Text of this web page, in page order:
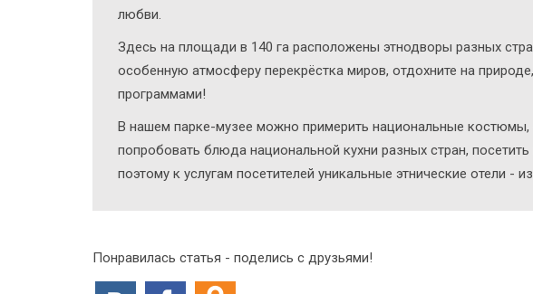
любви.
Здесь на площади в 140 га расположены этнодворы разных
особенную атмосферу перекрёстка миров, отдохните на
программами!
В нашем парке-музее можно примерить национальные
попробовать блюда национальной кухни разных стран,
поэтому к услугам посетителей уникальные этнические отели
Понравилась статья - поделись с друзьями!